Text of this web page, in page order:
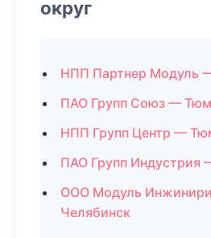
округ
НПП Партнер Модуль
ПАО Групп Союз —
НПП Групп Центр —
ПАО Групп Индустрия
ООО Модуль
Челябинск